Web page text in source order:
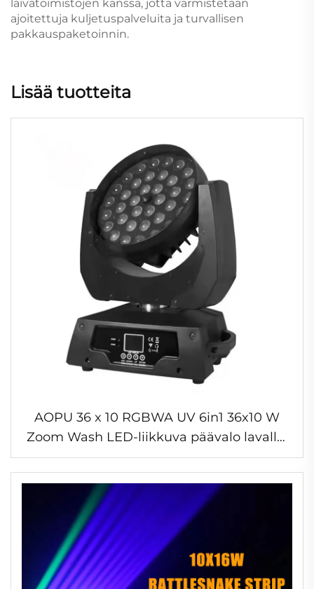
laivatoimistojen kanssa, jotta varmistetaan
ajoitettuja kuljetuspalveluita ja turvallisen
pakkauspaketoinnin.
Lisää tuotteita
AOPU 36 x 10 RGBWA UV 6in1 36x10 W
Zoom Wash LED-liikkuva päävalo lavalle,
baariin, discon ja yökerhon juhla- ja show-
tapahtumiin